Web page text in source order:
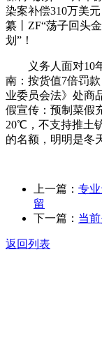
染案补偿‌310万美
纂丨ZF“荡子回头
划”！
义务人面对‌10年‌
南‌：按货值‌7倍罚
业委员会法》处商
假宣传‌：预制菜假
20℃，不支持推土
的名额，明明是冬
上一篇： 专
留
下一篇： 当
返回列表